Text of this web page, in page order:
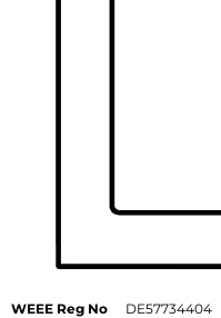
WEEE Reg No
DE57734404